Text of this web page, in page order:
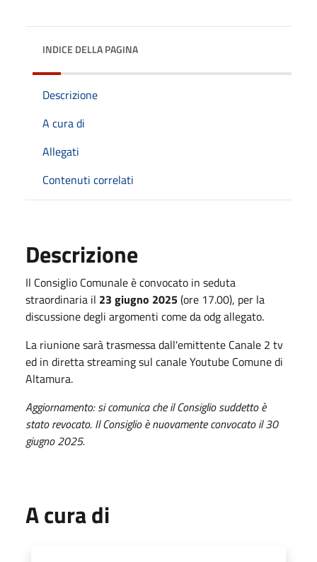
INDICE DELLA PAGINA
Descrizione
A cura di
Allegati
Contenuti correlati
Descrizione
Il Consiglio Comunale è convocato in seduta
straordinaria il 23 giugno 2025(ore 17.00), per la
discussione degli argomenti come da odg allegato.
La riunione sarà trasmessa dall'emittente Canale 2 tv
ed in diretta streaming sul canale Youtube Comune di
Altamura.
Aggiornamento: si comunica che il Consiglio suddetto è
stato revocato. Il Consiglio è nuovamente convocato il 30
giugno 2025.
A cura di